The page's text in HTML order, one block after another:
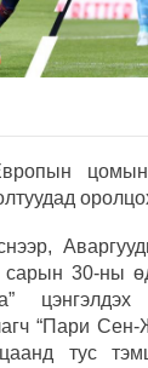
цомын
сарын 30-ны
цэнгэлдэх
“Пари Сен-
тус